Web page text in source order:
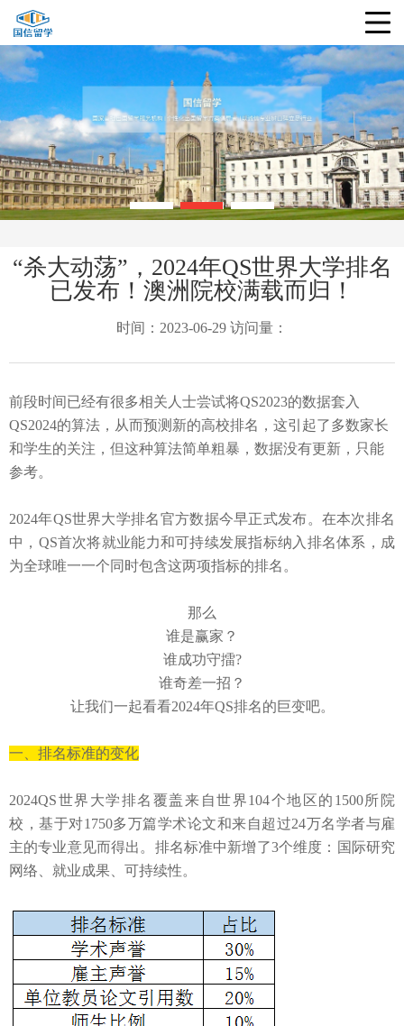
“杀大动荡”，2024年QS世界大学排名
已发布！澳洲院校满载而归！
时间：2023-06-29 访问量：
前段时间已经有很多相关人士尝试将QS2023的数据套入
QS2024的算法，从而预测新的高校排名，这引起了多数家长
和学生的关注，但这种算法简单粗暴，数据没有更新，只能
参考。
2024年QS世界大学排名官方数据今早正式发布。在本次排名
中，QS首次将就业能力和可持续发展指标纳入排名体系，成
为全球唯一一个同时包含这两项指标的排名。
那么
谁是赢家？
谁成功守擂?
谁奇差一招？
让我们一起看看2024年QS排名的巨变吧。
一、排名标准的变化
2024QS世界大学排名覆盖来自世界104个地区的1500所院
校，基于对1750多万篇学术论文和来自超过24万名学者与雇
主的专业意见而得出。排名标准中新增了3个维度：国际研究
网络、就业成果、可持续性。